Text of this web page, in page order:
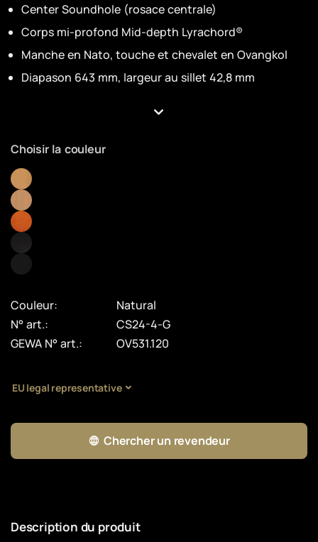
Center Soundhole (rosace centrale)
Corps mi-profond Mid-depth Lyrachord®
Manche en Nato, touche et chevalet en Ovangkol
Diapason 643 mm, largeur au sillet 42,8 mm
Choisir la couleur
Couleur:
Natural
N° art.:
CS24-4-G
GEWA N° art.:
OV531.120
EU legal representative
Chercher un revendeur
Description du produit